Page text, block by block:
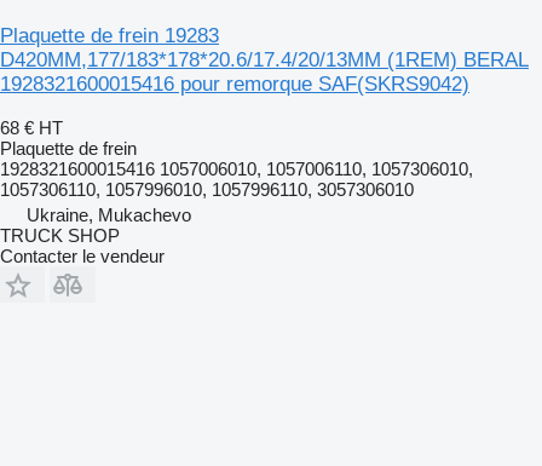
Plaquette de frein 19283
D420MM,177/183*178*20.6/17.4/20/13MM (1REM) BERAL
1928321600015416 pour remorque SAF(SKRS9042)
68 € HT
Plaquette de frein
1928321600015416 1057006010, 1057006110, 1057306010,
1057306110, 1057996010, 1057996110, 3057306010
Ukraine, Mukachevo
TRUCK SHOP
Contacter le vendeur